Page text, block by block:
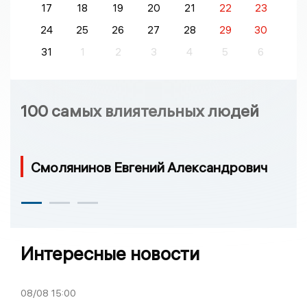
17
18 19 20 21 22
23
24
25 26 27 28 29
30
31
1 2 3 4 5 6
100 самых влиятельных людей
Смолянинов Евгений Александрович
Интересные новости
08/08 15:00